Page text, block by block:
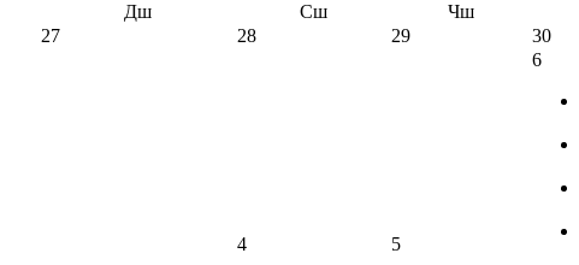
Дш
Сш Чш
27
28 29 30
4
5
6